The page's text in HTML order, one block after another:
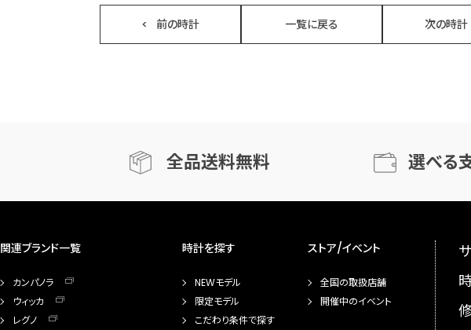
前の時計 一覧に戻る 次の時計
全品送料無料 選べる
関連ブランド一覧
カンパノラ
ウィッカ
レグノ
時計を探す
NEWモデル
限定モデル
こだわり条件で探す
ストア/イベント
全国の取扱店舗
開催中のイベント